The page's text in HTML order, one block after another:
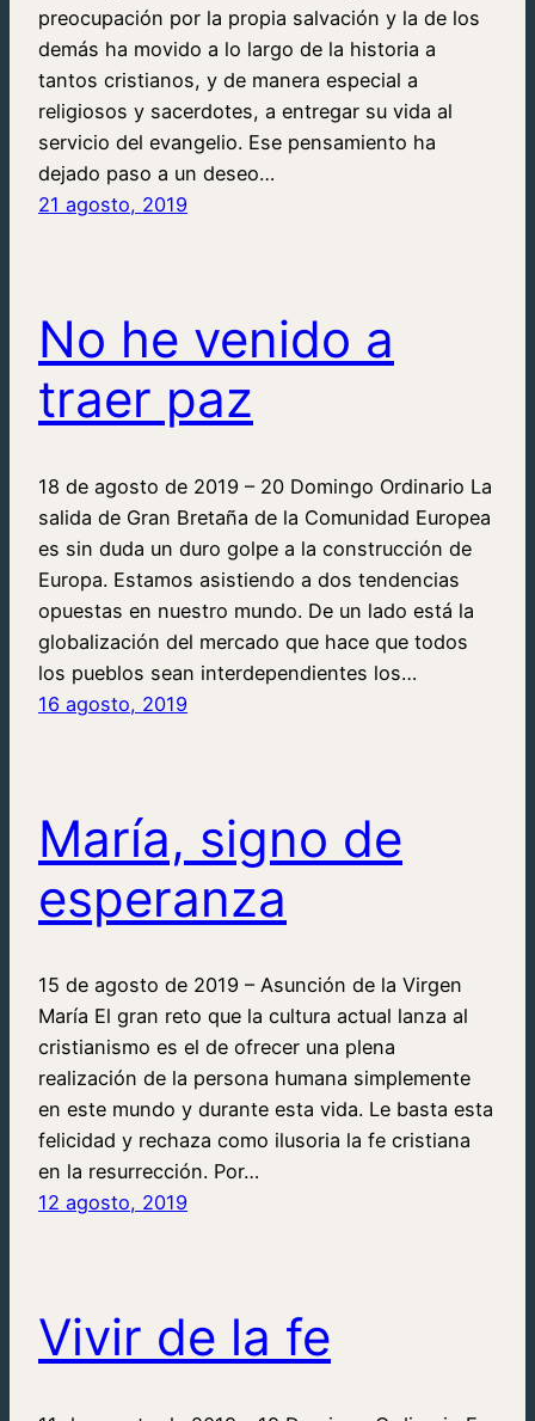
preocupación por la propia salvación y la de los
demás ha movido a lo largo de la historia a
tantos cristianos, y de manera especial a
religiosos y sacerdotes, a entregar su vida al
servicio del evangelio. Ese pensamiento ha
dejado paso a un deseo…
21 agosto, 2019
No he venido a
traer paz
18 de agosto de 2019 – 20 Domingo Ordinario La
salida de Gran Bretaña de la Comunidad Europea
es sin duda un duro golpe a la construcción de
Europa. Estamos asistiendo a dos tendencias
opuestas en nuestro mundo. De un lado está la
globalización del mercado que hace que todos
los pueblos sean interdependientes los…
16 agosto, 2019
María, signo de
esperanza
15 de agosto de 2019 – Asunción de la Virgen
María El gran reto que la cultura actual lanza al
cristianismo es el de ofrecer una plena
realización de la persona humana simplemente
en este mundo y durante esta vida. Le basta esta
felicidad y rechaza como ilusoria la fe cristiana
en la resurrección. Por…
12 agosto, 2019
Vivir de la fe